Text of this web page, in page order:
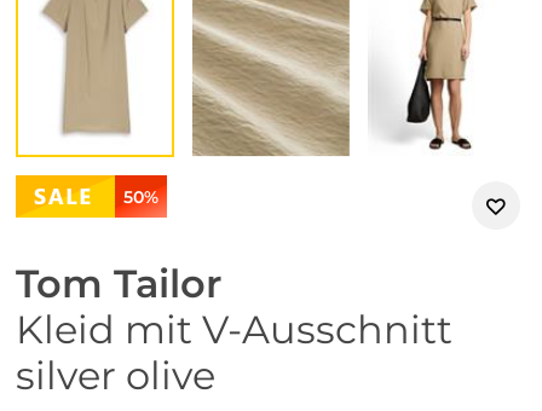
50%
Tom Tailor
Kleid mit V-Ausschnitt
silver olive